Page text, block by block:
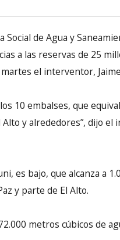
Social de Agua y
a las reservas de 25
el interventor,
10 embalses, que
y alrededores”, dijo
es bajo, que alcanza a
y parte de El Alto.
metros cúbicos de